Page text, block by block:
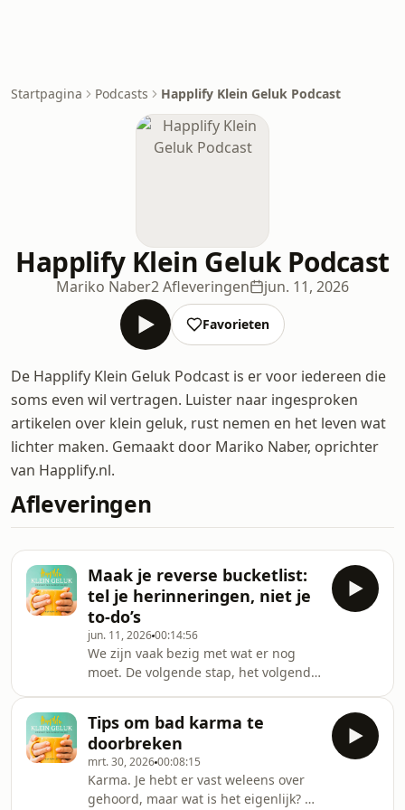
Startpagina Podcasts Happlify Klein Geluk Podcast
Happlify Klein Geluk Podcast
Mariko Naber2 Afleveringen jun. 11, 2026
Favorieten
De Happlify Klein Geluk Podcast is er voor iedereen die
soms even wil vertragen. Luister naar ingesproken
artikelen over klein geluk, rust nemen en het leven wat
lichter maken. Gemaakt door Mariko Naber, oprichter
van Happlify.nl.
Afleveringen
Maak je reverse bucketlist:
tel je herinneringen, niet je
to-do’s
jun. 11, 202600:14:56
We zijn vaak bezig met wat er nog
moet. De volgende stap, het volgende
beleefd?In deze aflevering nodig ik je
uit om samen jouw Reverse Bucketlist
te maken. Geen lijst met dingen die je
nog wilt doen, maar juist een
terugblik op de mooiste plekken,
Tips om bad karma te
doorbreken
mrt. 30, 202600:08:15
Karma. Je hebt er vast weleens over
gehoord, maar wat is het eigenlijk? En